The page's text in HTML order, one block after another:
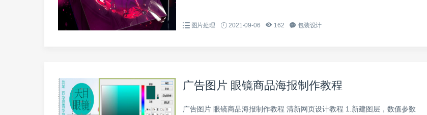
图片处理 2021-09-06 162 包装设计
广告图片 眼镜商品海报制作教程
广告图片 眼镜商品海报制作教程 清新网页设计教程 1.新建图层，数值参数